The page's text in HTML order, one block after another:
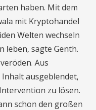
haben. Mit dem
mit Kryptohandel
Welten wechseln
leben, sagte Genth.
Aus
ausgeblendet,
zu lösen.
schon den großen